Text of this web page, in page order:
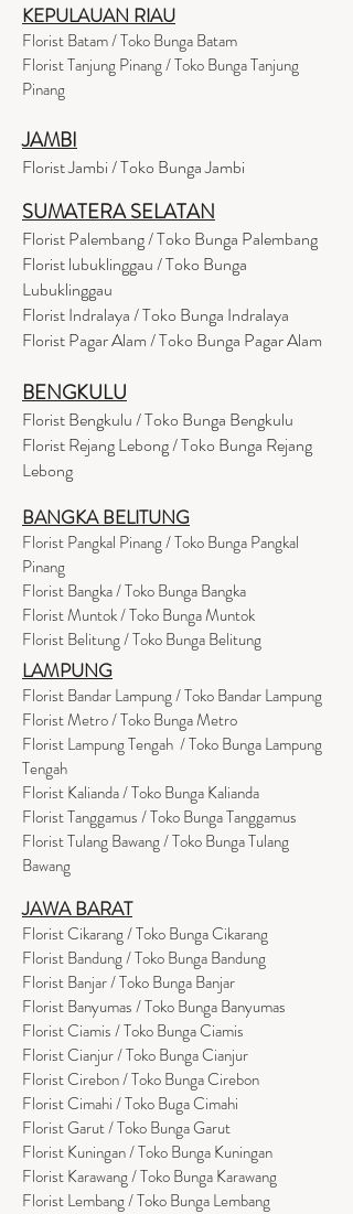
KEPULAUAN RIAU
Florist Batam / Toko Bunga Batam
Florist Tanjung Pinang / Toko Bunga Tanjung
Pinang
JAMBI
Florist Jambi / Toko Bunga Jambi
SUMATERA SELATAN
Florist Palembang / Toko Bunga Palembang
Florist lubuklinggau / Toko Bunga
Lubuklinggau
Florist Indralaya / Toko Bunga Indralaya
Florist Pagar Alam / Toko Bunga Pagar Alam
BENGKULU
Florist Bengkulu / Toko Bunga Bengkulu
Florist Rejang Lebong / Toko Bunga Rejang
Lebong
BANGKA BELITUNG
Florist Pangkal Pinang / Toko Bunga Pangkal
Pinang
Florist Bangka / Toko Bunga Bangka
Florist Muntok / Toko Bunga Muntok
Florist Belitung / Toko Bunga Belitung
LAMPUNG
Florist Bandar Lampung / Toko Bandar Lampung
Florist Metro / Toko Bunga Metro
Florist Lampung Tengah / Toko Bunga Lampung
Tengah
Florist Kalianda / Toko Bunga Kalianda
Florist Tanggamus / Toko Bunga Tanggamus
Florist Tulang Bawang / Toko Bunga Tulang
Bawang
JAWA BARAT
Florist Cikarang/ Toko Bunga Cikarang
Florist Bandung / Toko Bunga Bandung
Florist Banjar / Toko Bunga Banjar
Florist Banyumas / Toko Bunga Banyumas
Florist Ciamis / Toko Bunga Ciamis
Florist Cianjur / Toko Bunga Cianjur
Florist Cirebon / Toko Bunga Cirebon
Florist Cimahi / Toko Buga Cimahi
Florist Garut / Toko Bunga Garut
Florist Kuningan / Toko Bunga Kuningan
Florist Karawang / Toko Bunga Karawang
Florist Lembang / Toko Bunga Lembang